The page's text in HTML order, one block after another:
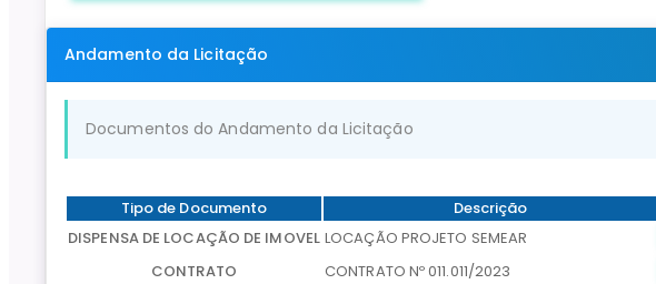
Andamento da Licitação
Documentos do Andamento da Licitação
Tipo de Documento Descrição
DISPENSA DE LOCAÇÃO DE IMOVEL LOCAÇÃO PROJETO SEMEAR
CONTRATO
CONTRATO Nº 011.011/2023